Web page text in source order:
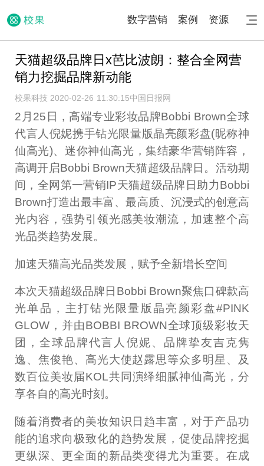
数字营销 案例 资源
天猫超级品牌日x芭比波朗：整合全网营
销力挖掘品牌新动能
校果科技 2020-02-26 11:30:15中国日报网
2月25日，高端专业彩妆品牌Bobbi Brown全球
代言人倪妮携手钻光限量版晶亮颜彩盘(昵称神
仙高光)、迷你神仙高光，集结豪华营销阵容，
高调开启Bobbi Brown天猫超级品牌日。活动期
间，全网第一营销IP天猫超级品牌日助力Bobbi
Brown打造出最丰富、最高质、沉浸式的创意高
光内容，强势引领光感美妆潮流，加速整个高
光品类趋势发展。
加速天猫高光品类发展，赋予全新增长空间
本次天猫超级品牌日Bobbi Brown聚焦口碑款高
光单品，主打钻光限量版晶亮颜彩盘#PINK
GLOW，并由BOBBI BROWN全球顶级彩妆天
团，全球品牌代言人倪妮、品牌挚友吉克隽
逸、焦俊艳、高光大使赵露思等众多明星、及
数百位美妆届KOL共同演绎细腻神仙高光，分
享各自的高光时刻。
随着消费者的美妆知识日趋丰富，对于产品功
能的追求向极致化的趋势发展，促使品牌挖掘
更纵深、更全面的新品类变得尤为重要。在成